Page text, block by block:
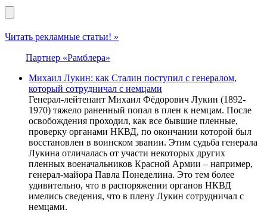
Читать рекламные статьи! »
Партнер «Рамблера»
Михаил Лукин: как Сталин поступил с генералом,
который сотрудничал с немцами
Генерал-лейтенант Михаил Фёдорович Лукин (1892-
1970) тяжело раненный попал в плен к немцам. После
освобождения проходил, как все бывшие пленные,
проверку органами НКВД, по окончании которой был
восстановлен в воинском звании. Этим судьба генерала
Лукина отличалась от участи некоторых других
пленных военачальников Красной Армии – например,
генерал-майора Павла Понеделина. Это тем более
удивительно, что в распоряжении органов НКВД
имелись сведения, что в плену Лукин сотрудничал с
немцами.